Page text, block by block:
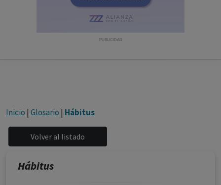
con ejercicio profesional. La información técnica de los
fármacos se facilita a título meramente informativo,
PUBLICIDAD
Inicio | Glosario | Hábitus
Hábitus